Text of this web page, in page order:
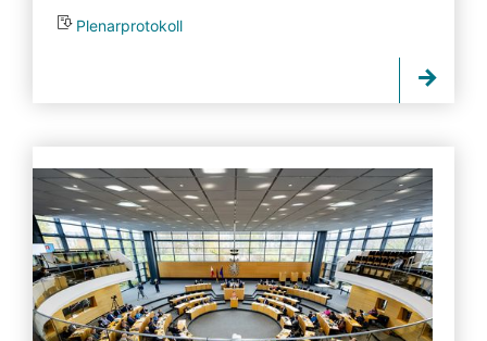
Plenarprotokoll